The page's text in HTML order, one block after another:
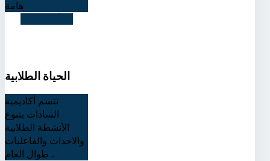
الحياة الطلابية
تتسم أكاديمية
السادات بتنوع
الأنشطة الطلابية
والاحداث والفاعليات
طوال العام ..